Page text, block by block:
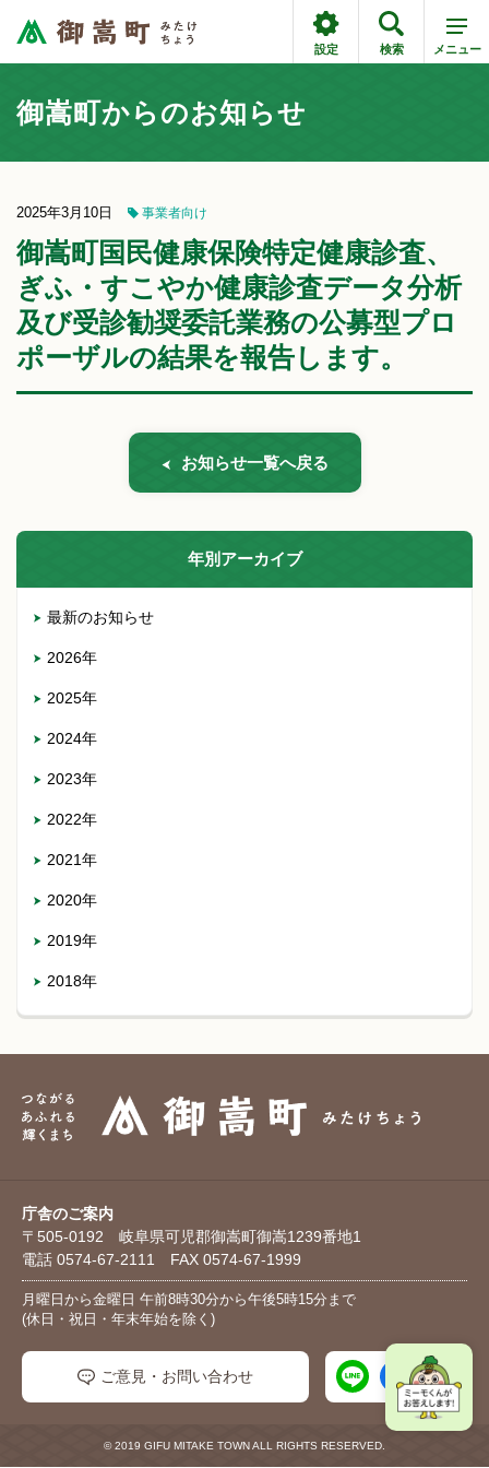
設定 検索 メニュー
御嵩町からのお知らせ
2025年3月10日 事業者向け
御嵩町国民健康保険特定健康診査、
ぎふ・すこやか健康診査データ分析
及び受診勧奨委託業務の公募型プロ
ポーザルの結果を報告します。
お知らせ一覧へ戻る
年別アーカイブ
最新のお知らせ
2026年
2025年
2024年
2023年
2022年
2021年
2020年
2019年
2018年
庁舎のご案内
〒505-0192 岐阜県可児郡御嵩町御嵩1239番地1
電話 0574-67-2111 FAX 0574-67-1999
月曜日から金曜日 午前8時30分から午後5時15分まで
(休日・祝日・年末年始を除く)
ご意見・お問い合わせ
© 2019 GIFU MITAKE TOWN ALL RIGHTS RESERVED.